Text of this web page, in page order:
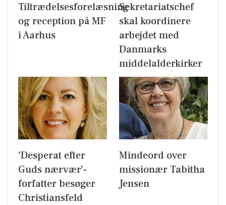
Tiltrædelsesforelæsning
og reception på MF
i Aarhus
Sekretariatschef
skal koordinere
arbejdet med
Danmarks
middelalderkirker
’Desperat efter
Guds nærvær’-
forfatter besøger
Christiansfeld
Mindeord over
missionær Tabitha
Jensen